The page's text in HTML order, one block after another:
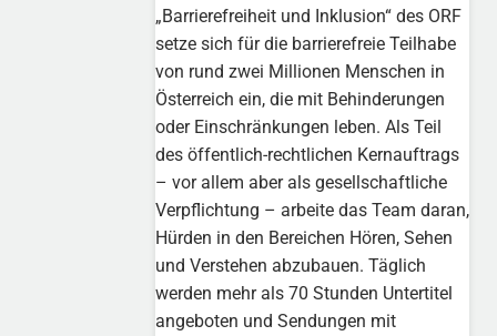
„Barrierefreiheit und Inklusion“ des ORF
setze sich für die barrierefreie Teilhabe
von rund zwei Millionen Menschen in
Österreich ein, die mit Behinderungen
oder Einschränkungen leben. Als Teil
des öffentlich-rechtlichen Kernauftrags
– vor allem aber als gesellschaftliche
Verpflichtung – arbeite das Team daran,
Hürden in den Bereichen Hören, Sehen
und Verstehen abzubauen. Täglich
werden mehr als 70 Stunden Untertitel
angeboten und Sendungen mit